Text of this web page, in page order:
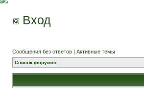
Вход
Сообщения без ответов | Активные темы
Список форумов